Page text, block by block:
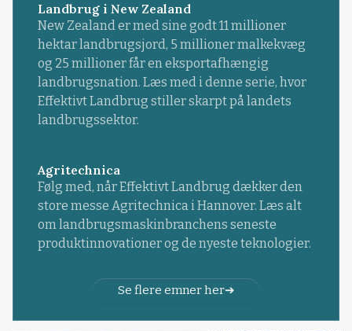
Landbrug i New Zealand
New Zealand er med sine godt 11 millioner
hektar landbrugsjord, 5 millioner malkekvæg
og 25 millioner får en eksportafhængig
landbrugsnation. Læs med i denne serie, hvor
Effektivt Landbrug stiller skarpt på landets
landbrugssektor.
Agritechnica
Følg med, når Effektivt Landbrug dækker den
store messe Agritechnica i Hannover. Læs alt
om landbrugsmaskinbranchens seneste
produktinnovationer og de nyeste teknologier.
Se flere emner her